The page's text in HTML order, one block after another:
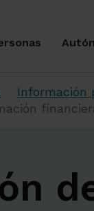
Información